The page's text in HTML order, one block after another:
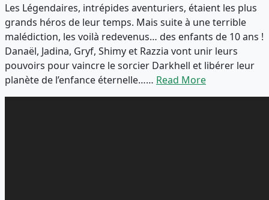
Les Légendaires, intrépides aventuriers, étaient les plus
grands héros de leur temps. Mais suite à une terrible
malédiction, les voilà redevenus… des enfants de 10 ans !
Danaël, Jadina, Gryf, Shimy et Razzia vont unir leurs
pouvoirs pour vaincre le sorcier Darkhell et libérer leur
planète de l’enfance éternelle…… Read More